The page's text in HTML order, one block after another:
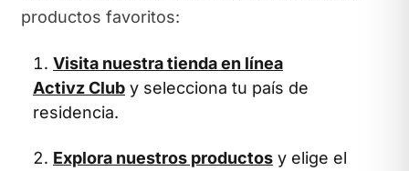
productos favoritos:
Visita nuestra tienda en línea
Activz Club y selecciona tu país de
residencia.
Explora nuestros productos y elige el